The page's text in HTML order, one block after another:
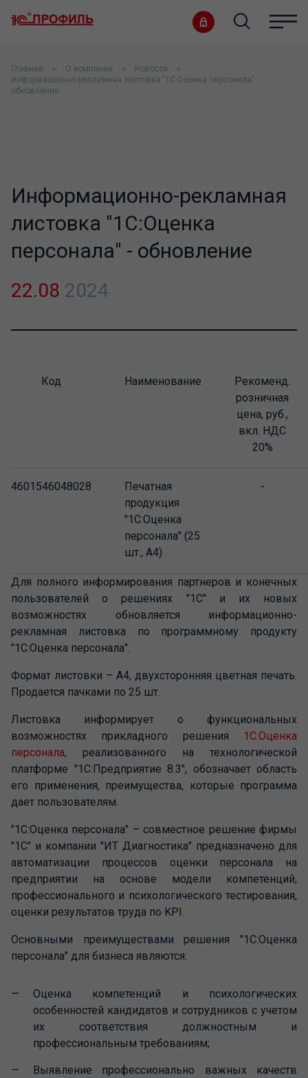
Главная О компании
Новости
Информационно-рекламная листовка "1С:Оценка персонала" -
обновление
Информационно-рекламная
листовка "1С:Оценка
персонала" - обновление
22.08 2024
Код Наименование
Рекоменд.
розничная
цена, руб.,
вкл. НДС
20%
4601546048028
Печатная
продукция
"1С:Оценка
персонала" (25
шт., А4)
-
Для полного информирования партнеров и конечных
пользователей о решениях "1С" и их новых
возможностях обновляется информационно-
рекламная листовка по программному продукту
"1С:Оценка персонала".
Формат листовки – А4, двухсторонняя цветная печать.
Продается пачками по 25 шт.
Листовка информирует о функциональных
возможностях прикладного решения 1С:Оценка
персонала, реализованного на технологической
платформе "1С:Предприятие 8.3", обозначает область
его применения, преимущества, которые программа
дает пользователям.
"1С:Оценка персонала" – совместное решение фирмы
"1С" и компании "ИТ Диагностика" предназначено для
автоматизации процессов оценки персонала на
предприятии на основе модели компетенций,
профессионального и психологического тестирования,
оценки результатов труда по KPI.
Основными преимуществами решения "1С:Оценка
персонала" для бизнеса являются:
Оценка компетенций и психологических
особенностей кандидатов и сотрудников с учетом
их соответствия должностным и
профессиональным требованиям;
Выявление профессионально важных качеств